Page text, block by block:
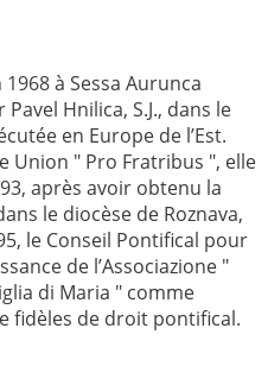
1968 à Sessa Aurunca
Hnilica, S.J., dans le
en Europe de l’Est.
Union " Pro Fratribus ", elle
après avoir obtenu la
le diocèse de Roznava,
le Conseil Pontifical pour
de l’Associazione "
di Maria " comme
fidèles de droit pontifical.